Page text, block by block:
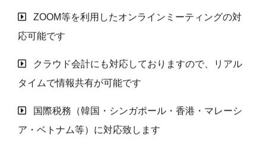
ZOOM等を利用したオンラインミーティングの対
応可能です
クラウド会計にも対応しておりますので、リアル
タイムで情報共有が可能です
国際税務（韓国・シンガポール・香港・マレーシ
ア・ベトナム等）に対応致します